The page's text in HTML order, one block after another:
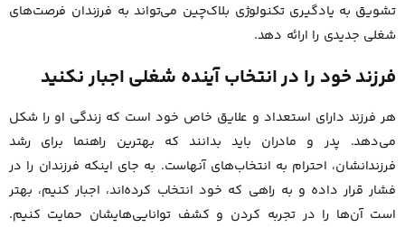
تشویق به یادگیری تکنولوژی بلاک‌چین می‌تواند به فرزندان فرصت‌های
شغلی جدیدی را ارائه دهد.
فرزند خود را در انتخاب آینده شغلی اجبار نکنید
هر فرزند دارای استعداد و علایق خاص خود است که زندگی او را شکل
می‌دهد. پدر و مادران باید بدانند که بهترین راهنما برای رشد
فرزندانشان، احترام به انتخاب‌های آنهاست. به جای اینکه فرزندان را در
فشار قرار داده و به راهی که خود انتخاب کرده‌اند، اجبار کنیم، بهتر
است آن‌ها را در تجربه کردن و کشف توانایی‌هایشان حمایت کنیم.